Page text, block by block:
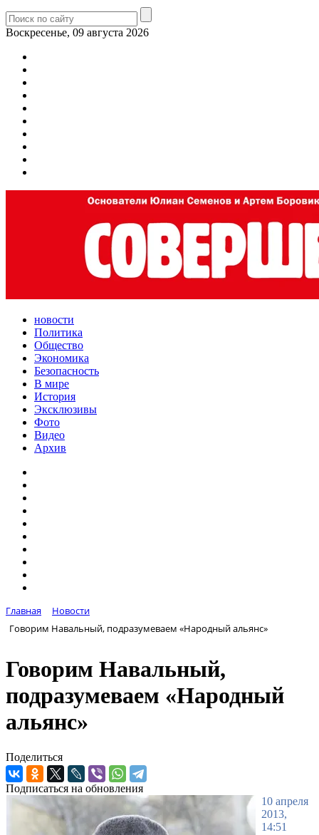
Воскресенье, 09 августа 2026
новости
Политика
Общество
Экономика
Безопасность
В мире
История
Эксклюзивы
Фото
Видео
Архив
Главная
Новости
Говорим Навальный, подразумеваем «Народный альянс»
Говорим Навальный,
подразумеваем «Народный
альянс»
Поделиться
Подписаться на обновления
10 апреля
2013,
14:51